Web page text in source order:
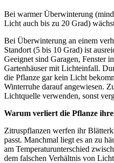
Bei warmer Überwinterung
Licht auch bis zu 20 Grad)
Bei Überwinterung an einem
Standort (5 bis 10 Grad) ist
Geeignet sind Garagen, Fenster
Gartenhäuser mit Lichteinfall.
die Pflanze gar kein Licht
Winterruhe darauf angewiesen.
Lichtquelle verwenden, sonst
Warum verliert die Pflanze
Zitruspflanzen werfen ihr
passt. Manchmal liegt es an zu
am Temperaturunterschied
dem falschen Verhältnis von